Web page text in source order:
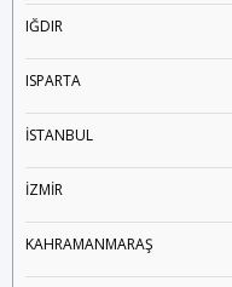
IĞDIR
ISPARTA
İSTANBUL
İZMİR
KAHRAMANMARAŞ